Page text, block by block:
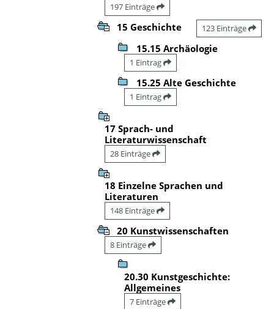
197 Einträge
15 Geschichte 123 Einträge
15.15 Archäologie
1 Eintrag
15.25 Alte Geschichte
1 Eintrag
17 Sprach- und
Literaturwissenschaft
28 Einträge
18 Einzelne Sprachen und
Literaturen
148 Einträge
20 Kunstwissenschaften
8 Einträge
20.30 Kunstgeschichte:
Allgemeines
7 Einträge